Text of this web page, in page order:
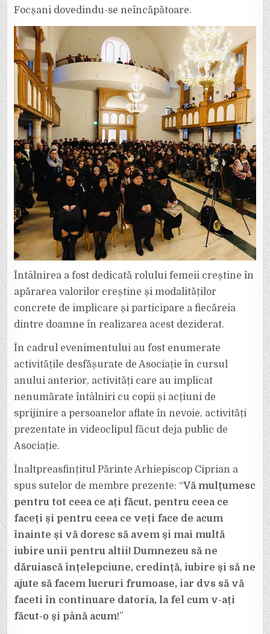
Focșani dovedindu-se neîncăpătoare.
Întâlnirea a fost dedicată rolului femeii creștine în
apărarea valorilor creștine și modalităților
concrete de implicare și participare a fiecăreia
dintre doamne în realizarea acest deziderat.
În cadrul evenimentului au fost enumerate
activitățile desfășurate de Asociație în cursul
anului anterior, activități care au implicat
nenumărate întâlniri cu copii și acțiuni de
sprijinire a persoanelor aflate în nevoie, activități
prezentate in videoclipul făcut deja public de
Asociație.
Înaltpreasfințitul Părinte Arhiepiscop Ciprian a
spus sutelor de membre prezente: “Vă mulțumesc
pentru tot ceea ce ați făcut, pentru ceea ce
faceți și pentru ceea ce veți face de acum
înainte și vă doresc să avem și mai multă
iubire unii pentru altii! Dumnezeu să ne
dăruiască înțelepciune, credință, iubire și să ne
ajute să facem lucruri frumoase, iar dvs să vă
faceti în continuare datoria, la fel cum v-ați
făcut-o și până acum!”